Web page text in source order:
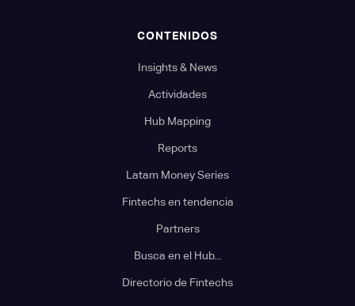
CONTENIDOS
Insights & News
Actividades
Hub Mapping
Reports
Latam Money Series
Fintechs en tendencia
Partners
Busca en el Hub...
Directorio de Fintechs